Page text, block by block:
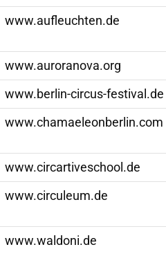
www.aufleuchten.de
www.auroranova.org
www.berlin-circus-festival.de
www.chamaeleonberlin.com
www.circartiveschool.de
www.circuleum.de
www.waldoni.de